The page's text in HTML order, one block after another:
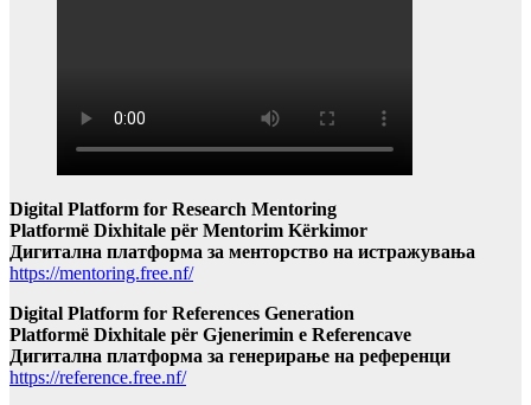
Digital Platform for Research Mentoring
Platformë Dixhitale për Mentorim Kërkimor
Дигитална платформа за менторство на истражувања
https://mentoring.free.nf/
Digital Platform for References Generation
Platformë Dixhitale për Gjenerimin e Referencave
Дигитална платформа за генерирање на референци
https://reference.free.nf/